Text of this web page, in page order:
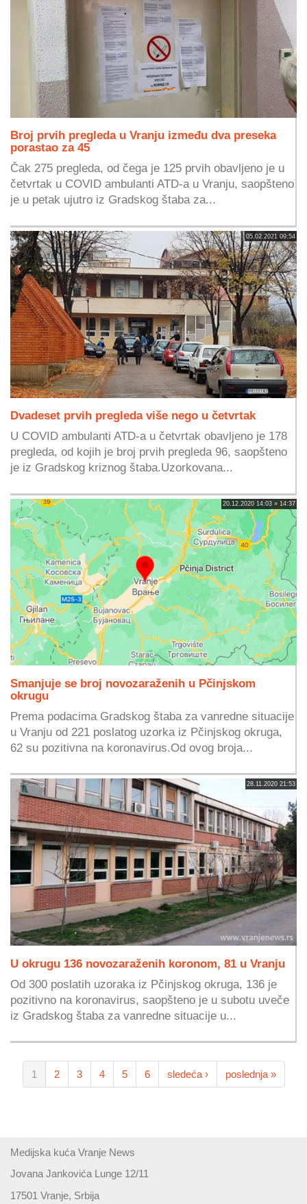
Broj prvih pregleda u Vranju između dva preseka
porastao za 45
Čak 275 pregleda, od čega je 125 prvih obavljeno je u
četvrtak u COVID ambulanti ATD-a u Vranju, saopšteno
je u petak ujutro iz Gradskog štaba za...
05.02.2021 09:54
Dvadeset prvih pregleda više nego u četvrtak
U COVID ambulanti ATD-a u četvrtak obavljeno je 178
pregleda, od kojih je broj prvih pregleda 96, saopšteno
je iz Gradskog kriznog štaba.Uzorkovana...
20.12.2020 14:03 » 14:37
Smanjuje se broj novozaraženih u Pčinjskom
okrugu
Prema podacima Gradskog štaba za vanredne situacije
u Vranju od 221 poslatog uzorka iz Pčinjskog okruga,
62 su pozitivna na koronavirus.Od ovog broja...
28.11.2020 21:53
U okrugu 136 novozaraženih koronom, 81 u Vranju
Od 300 poslatih uzoraka iz Pčinjskog okruga, 136 je
pozitivno na koronavirus, saopšteno je u subotu uveče
iz Gradskog štaba za vanredne situacije u...
1 2 3 4 5 6 sledeća › poslednja »
Medijska kuća Vranje News
Jovana Jankovića Lunge 12/11
17501 Vranje, Srbija